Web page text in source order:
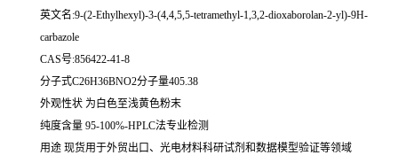
英文名:9-(2-Ethylhexyl)-3-(4,4,5,5-tetramethyl-1,3,2-dioxaborolan-2-yl)-9H-
carbazole
CAS号:856422-41-8
分子式C26H36BNO2分子量405.38
外观性状 为白色至浅黄色粉末
纯度含量 95-100%-HPLC法专业检测
用途 现货用于外贸出口、光电材料科研试剂和数据模型验证等领域